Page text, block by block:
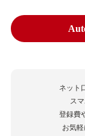
ネット
ス
登録費
お気軽